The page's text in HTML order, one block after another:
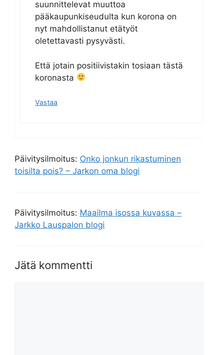
suunnittelevat muuttoa
pääkaupunkiseudulta kun korona on
nyt mahdollistanut etätyöt
oletettavasti pysyvästi.
Että jotain positiivistakin tosiaan tästä
koronasta
Vastaa
Päivitysilmoitus: Onko jonkun rikastuminen
toisilta pois? – Jarkon oma blogi
Päivitysilmoitus: Maailma isossa kuvassa –
Jarkko Lauspalon blogi
Jätä kommentti